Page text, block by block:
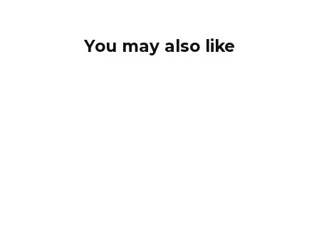
You may also like